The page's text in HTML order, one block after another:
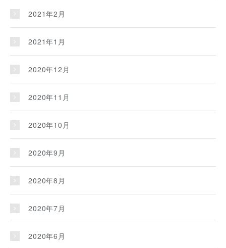
2021年2月
2021年1月
2020年12月
2020年11月
2020年10月
2020年9月
2020年8月
2020年7月
2020年6月